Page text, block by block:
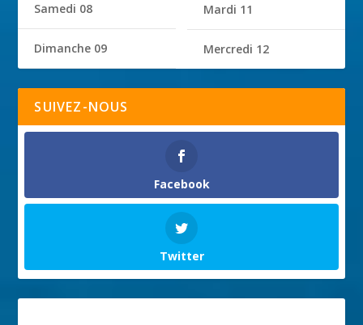
Samedi 08
Dimanche 09
Mardi 11
Mercredi 12
SUIVEZ-NOUS
Facebook
Twitter